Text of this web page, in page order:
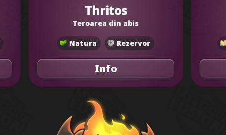
Thritos
Teroarea din abis
Natura Rezervor
Info